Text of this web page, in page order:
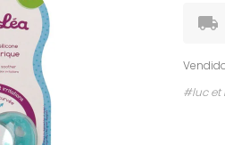
#luc et